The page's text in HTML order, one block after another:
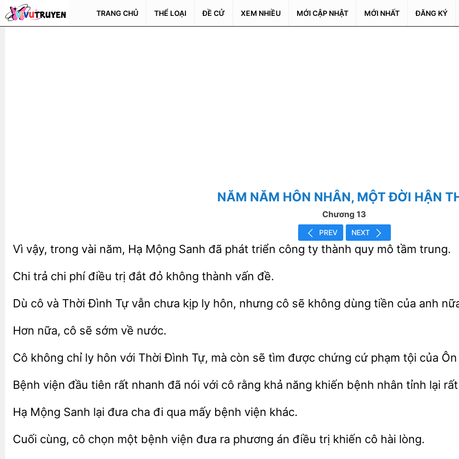
TRANG CHỦ THỂ LOẠI ĐỀ CỬ XEM NHIỀU MỚI CẬP NHẬT MỚI NHẤT ĐĂNG KÝ
NĂM NĂM HÔN NHÂN, MỘT ĐỜI HẬN
Chương 13
PREV NEXT
Vì vậy, trong vài năm, Hạ Sanh đã phát công ty thành quy mô trung.
Chi chi phí điều trị đắt thành vấn đề.
Dù cô Thời Đình Tự vẫn chưa kịp ly hôn, cô không dùng tiền của anh
Hơn cô về nước.
Cô không chỉ ly với Thời Tự, mà còn tìm được chứng cứ phạm tội của Ôn
Bệnh viện đầu tiên rất nhanh với cô khả năng khiến bệnh nhân tỉnh lại
Hạ Mộng Sanh lại đưa cha đi qua bệnh
cùng, cô một bệnh viện đưa phương án điều trị khiến cô hài lòng.